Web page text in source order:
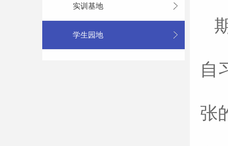
实训基地
学生园地
自
张